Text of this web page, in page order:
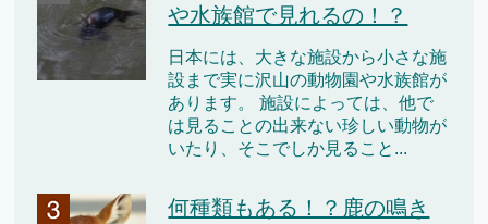
や水族館で見れるの！？
日本には、大きな施設から小さな施
設まで実に沢山の動物園や水族館が
あります。 施設によっては、他で
は見ることの出来ない珍しい動物が
いたり、そこでしか見ること...
何種類もある！？鹿の鳴き